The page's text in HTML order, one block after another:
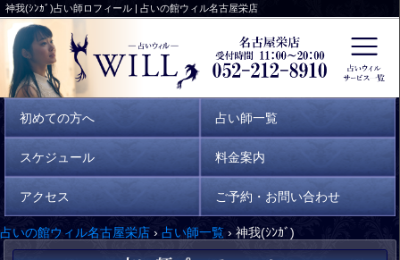
神我(ｼﾝｶﾞ)占い師ロフィール | 占いの館ウィル名古屋栄店
初めての方へ 占い師一覧
スケジュール 料金案内
アクセス ご予約・お問い合わせ
占いの館ウィル名古屋栄店 › 占い師一覧 › 神我(ｼﾝｶﾞ)